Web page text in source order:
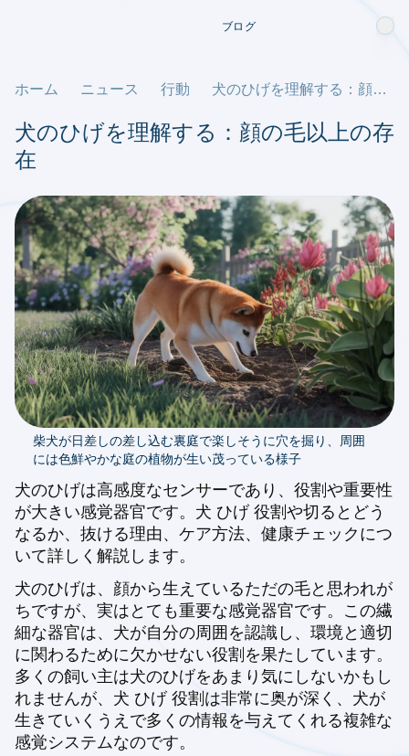
ブログ
ホーム ニュース 行動 犬のひげを理解する：顔の毛以上の存在
犬のひげを理解する：顔の毛以上の存
在
柴犬が日差しの差し込む裏庭で楽しそうに穴を掘り、周囲
には色鮮やかな庭の植物が生い茂っている様子
犬のひげは高感度なセンサーであり、役割や重要性
が大きい感覚器官です。犬 ひげ 役割や切るとどう
なるか、抜ける理由、ケア方法、健康チェックにつ
いて詳しく解説します。
犬のひげは、顔から生えているただの毛と思われが
ちですが、実はとても重要な感覚器官です。この繊
細な器官は、犬が自分の周囲を認識し、環境と適切
に関わるために欠かせない役割を果たしています。
多くの飼い主は犬のひげをあまり気にしないかもし
れませんが、犬 ひげ 役割は非常に奥が深く、犬が
生きていくうえで多くの情報を与えてくれる複雑な
感覚システムなのです。